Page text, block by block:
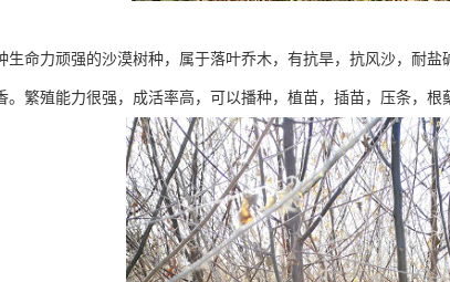
生命力顽强的沙漠树种，属于落叶乔木，有抗旱，抗风沙，耐
。繁殖能力很强，成活率高，可以播种，植苗，插苗，压条，根